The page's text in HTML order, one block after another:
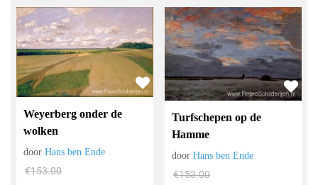
Weyerberg onder de
wolken
doorHans ben Ende
€153.00
Turfschepen op de
Hamme
doorHans ben Ende
€153.00